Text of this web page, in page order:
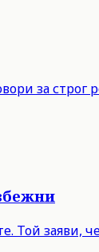
за строг
заяви,